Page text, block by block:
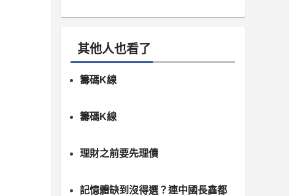
其他人也看了
籌碼K線
籌碼K線
理財之前要先理債
記憶體缺到沒得選？連中國長鑫都